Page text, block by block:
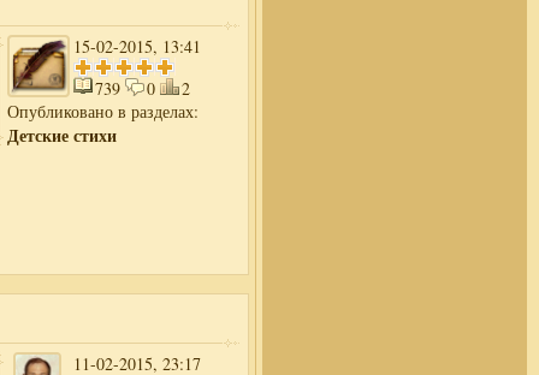
15-02-2015, 13:41
739
0
2
Опубликовано в разделах:
Детские стихи
11-02-2015, 23:17